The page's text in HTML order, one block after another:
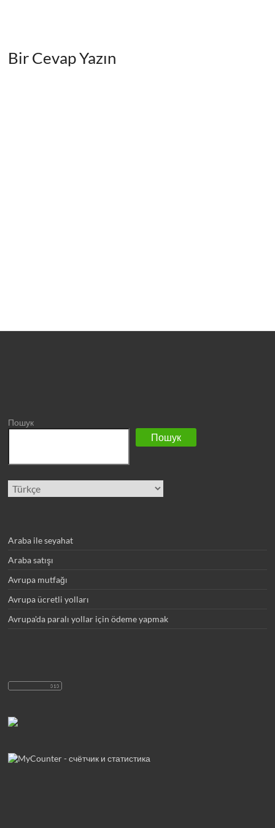
Bir Cevap Yazın
Пошук
Пошук
Dil
Seç
Araba ile seyahat
Araba satışı
Avrupa mutfağı
Avrupa ücretli yolları
Avrupa'da paralı yollar için ödeme yapmak